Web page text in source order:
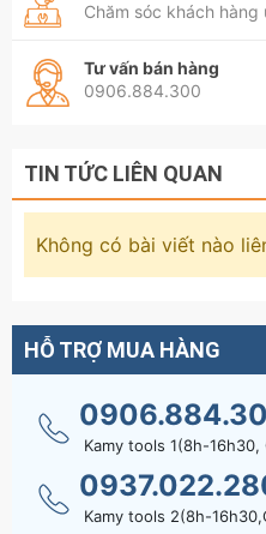
Chăm sóc khách hàng
Tư vấn bán hàng
0906.884.300
TIN TỨC LIÊN QUAN
Không có bài viết nào
HỖ TRỢ MUA HÀNG
Kamy tools 1(8h-16h30,
Kamy tools 2(8h-